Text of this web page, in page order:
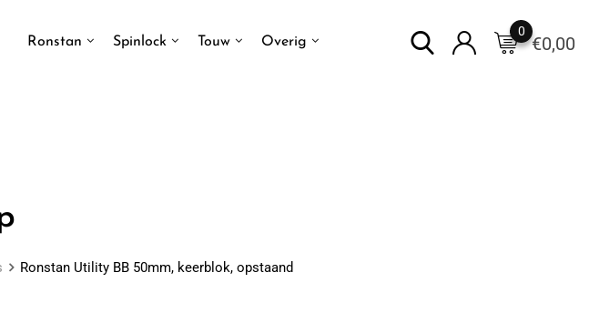
Ronstan Spinlock Touw Overig €0,00
0
Ronstan Utility BB 50mm, keerblok, opstaand